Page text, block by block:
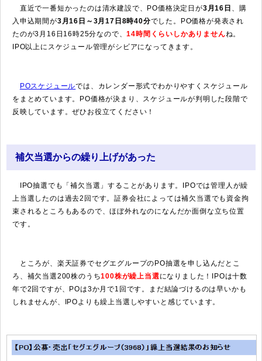
直近で一番短かったのは清水建設で、PO価格決定日が3月16日 、購
入申込期間が3月16日～3月17日8時40分でした。PO価格が発表され
たのが3月16日16時25分なので、14時間くらいしかありませんね。
IPO以上にスケジュール管理がシビアになってきます。
POスケジュールでは、カレンダー形式でわかりやすくスケジュール
をまとめています。PO価格が決まり、スケジュールが判明した段階で
反映しています。ぜひお役立てください！
補欠当選からの繰り上げがあった
IPO抽選でも「補欠当選」することがあります。IPOでは管理人が繰
上当選したのは過去2回です。証券会社によっては補欠当選でも資金拘
束されるところもあるので、ほぼ外れなのになんだか面倒な立ち位置
です。
ところが、楽天証券でセグエグループのPO抽選を申し込んだとこ
ろ、補欠当選200株のうち100株が繰上当選になりました！IPOは十数
年で2回ですが、POは3か月で1回です。まだ結論づけるのは早いかも
しれませんが、IPOよりも繰上当選しやすいと感じています。